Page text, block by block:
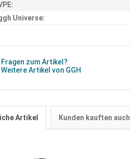
Universe:
Fragen zum Artikel?
Weitere Artikel von GGH
Artikel Kunden kauften auch